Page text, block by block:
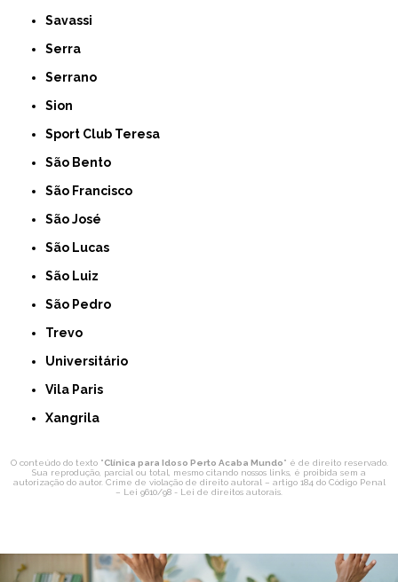
Savassi
Serra
Serrano
Sion
Sport Club Teresa
São Bento
São Francisco
São José
São Lucas
São Luiz
São Pedro
Trevo
Universitário
Vila Paris
Xangrila
O conteúdo do texto "Clínica para Idoso Perto Acaba Mundo" é de direito reservado.
Sua reprodução, parcial ou total, mesmo citando nossos links, é proibida sem a
autorização do autor. Crime de violação de direito autoral – artigo 184 do Código Penal
– Lei 9610/98 - Lei de direitos autorais